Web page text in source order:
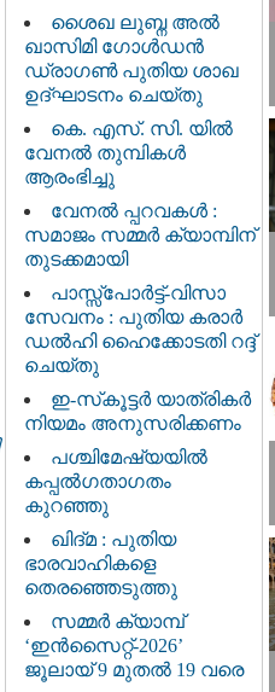
ശൈഖ ലുബ്ന അൽ
ഖാസിമി ഗോൾഡൻ
ഡ്രാഗൺ പുതിയ ശാഖ
ഉദ്ഘാടനം ചെയ്തു
കെ. എസ്. സി. യിൽ
വേനൽ തുമ്പികൾ
ആരംഭിച്ചു
വേനൽ പ്പറവകൾ :
സമാജം സമ്മർ ക്യാമ്പിന്
തുടക്കമായി
പാസ്സ്പോർട്ട്-വിസാ
സേവനം : പുതിയ കരാർ
ഡൽഹി ഹൈക്കോടതി റദ്ദ്
ചെയ്തു
ഇ-സ്‌കൂട്ടർ യാത്രികർ
നിയമം അനുസരിക്കണം
പശ്ചിമേഷ്യയിൽ
കപ്പൽഗതാഗതം
കുറഞ്ഞു
ഖിദ്മ : പുതിയ
ഭാരവാഹികളെ
തെരഞ്ഞെടുത്തു
സമ്മർ ക്യാമ്പ്
‘ഇൻസൈറ്റ്-2026’
ജൂലായ് 9 മുതൽ 19 വരെ